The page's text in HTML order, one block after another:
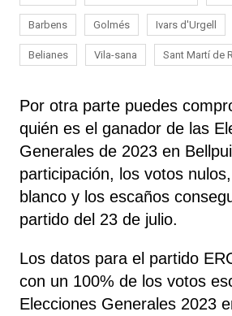
Barbens Golmés Ivars d'Urgell
Belianes Vila-sana Sant Martí de
Por otra parte puedes
quién es el ganador de las
Generales de 2023 en
participación, los votos
blanco y los escaños
partido del 23 de julio.
Los datos para el partido
con un 100% de los votos
Elecciones Generales 2023